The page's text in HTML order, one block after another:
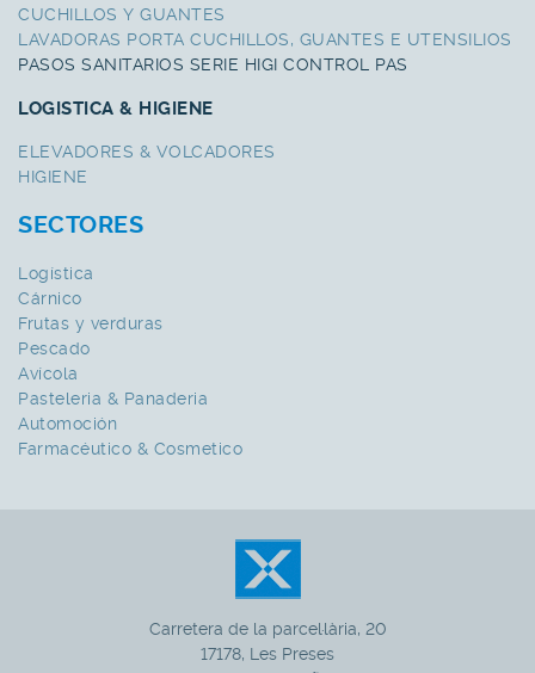
CUCHILLOS Y GUANTES
LAVADORAS PORTA CUCHILLOS, GUANTES E UTENSILIOS
PASOS SANITARIOS SERIE HIGI CONTROL PAS
LOGISTICA & HIGIENE
ELEVADORES & VOLCADORES
HIGIENE
SECTORES
Logística
Cárnico
Frutas y verduras
Pescado
Avícola
Pasteleria & Panaderia
Automoción
Farmacéutico & Cosmetico
Carretera de la parcel·lària, 20
17178, Les Preses